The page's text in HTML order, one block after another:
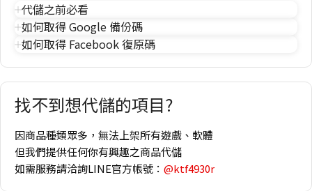
代儲之前必看
如何取得 Google 備份碼
如何取得 Facebook 復原碼
找不到想代儲的項目?
因商品種類眾多，無法上架所有遊戲、軟體
但我們提供任何你有興趣之商品代儲
如需服務請洽詢LINE官方帳號： @ktf4930r